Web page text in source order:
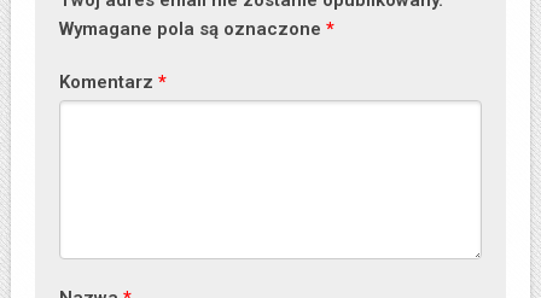
Wymagane pola są oznaczone *
Komentarz *